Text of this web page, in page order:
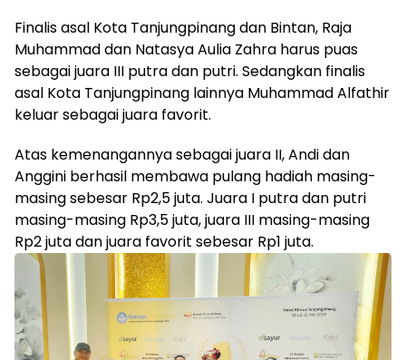
Finalis asal Kota Tanjungpinang dan Bintan, Raja
Muhammad dan Natasya Aulia Zahra harus puas
sebagai juara III putra dan putri. Sedangkan finalis
asal Kota Tanjungpinang lainnya Muhammad Alfathir
keluar sebagai juara favorit.
Atas kemenangannya sebagai juara II, Andi dan
Anggini berhasil membawa pulang hadiah masing-
masing sebesar Rp2,5 juta. Juara I putra dan putri
masing-masing Rp3,5 juta, juara III masing-masing
Rp2 juta dan juara favorit sebesar Rp1 juta.